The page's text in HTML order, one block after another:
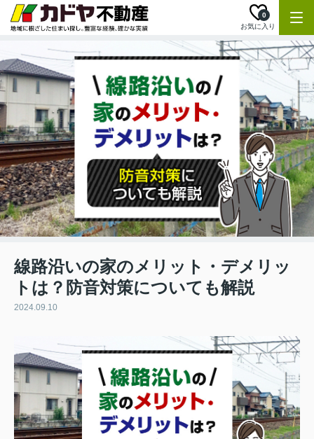
お気に入り
0
線路沿いの家のメリット・デメリッ
トは？防音対策についても解説
2024.09.10